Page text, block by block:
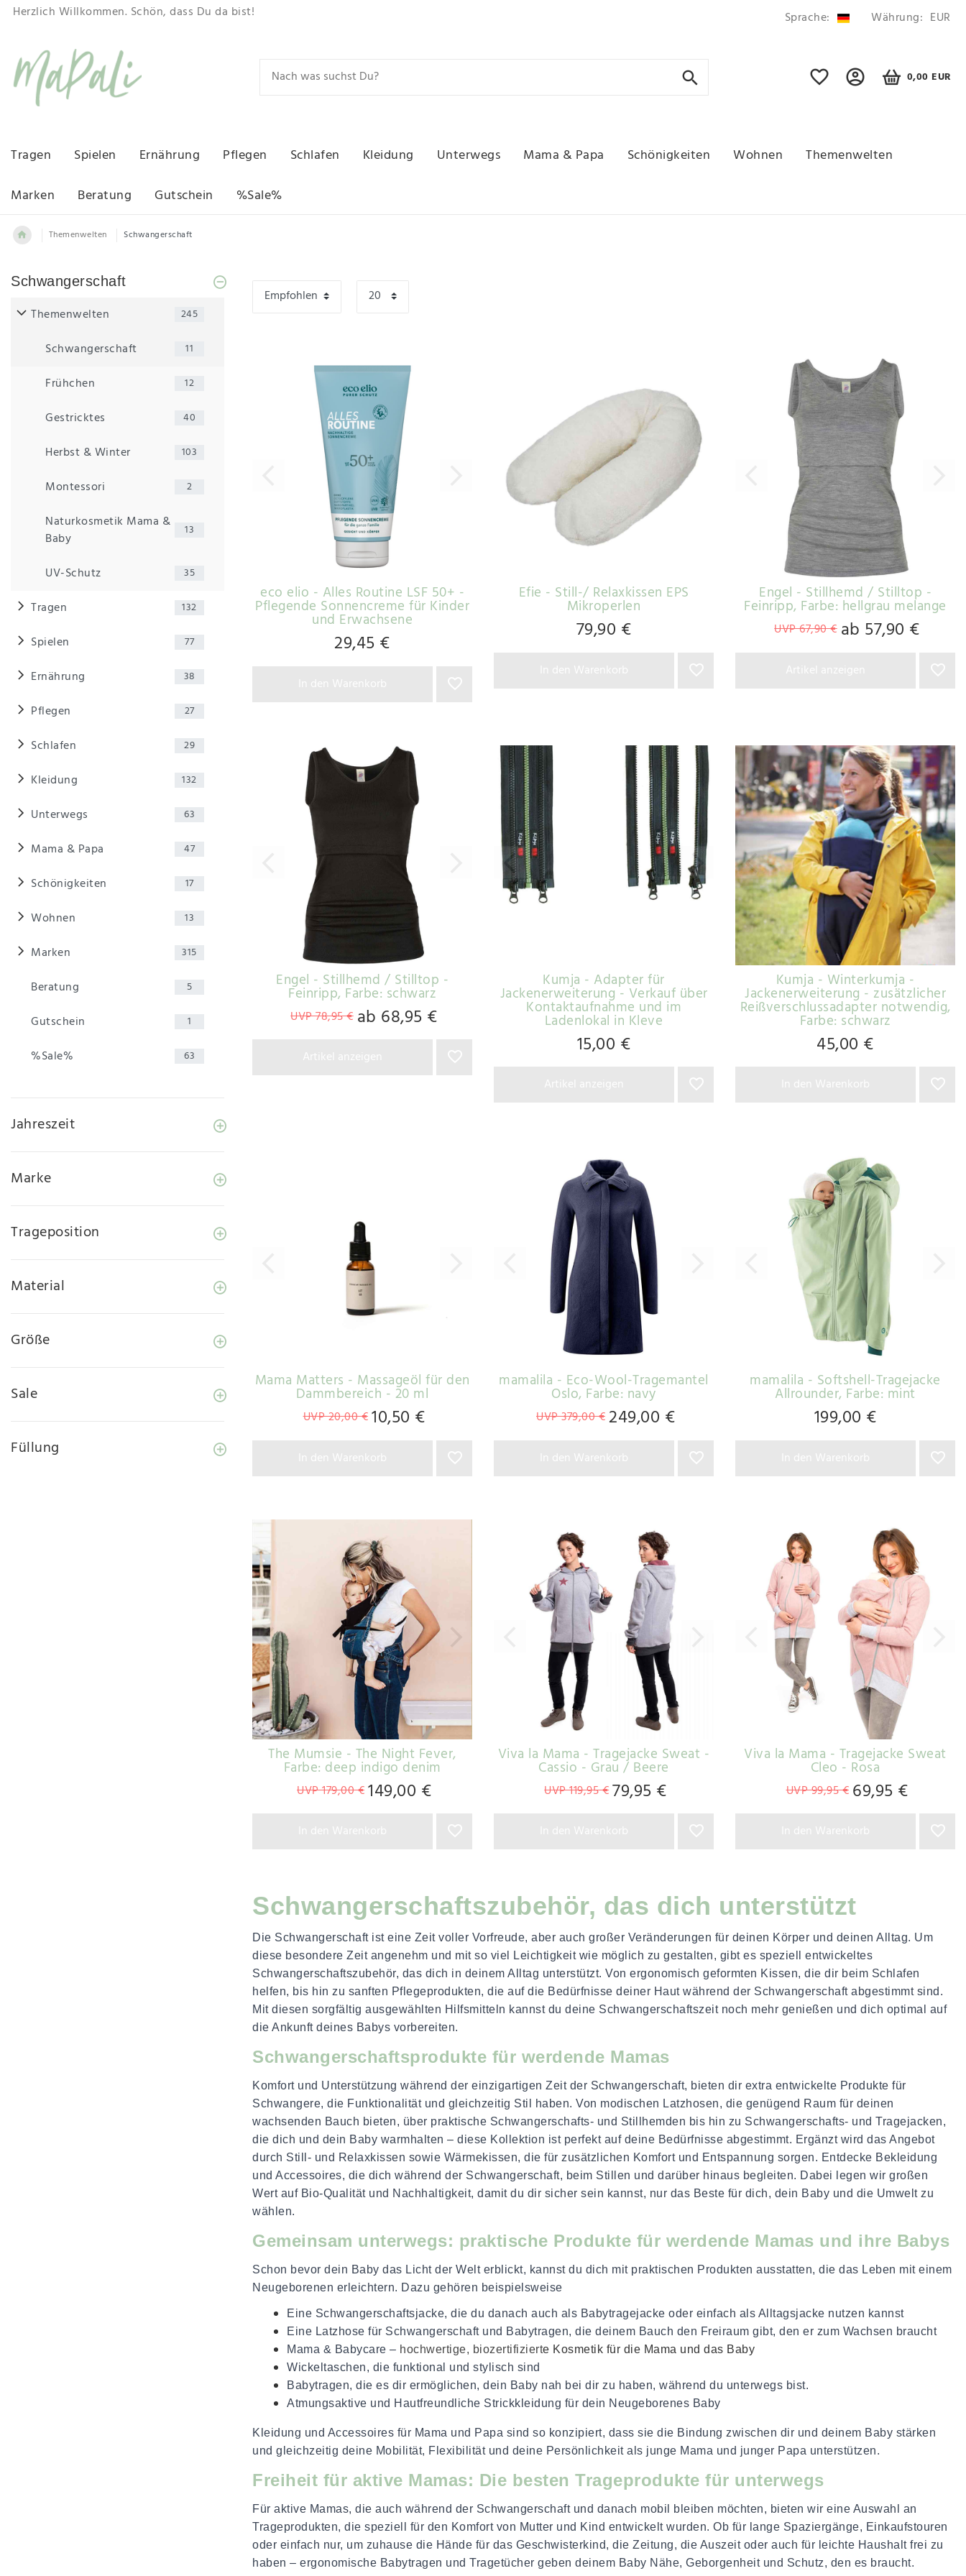
Herzlich Willkommen. Schön, dass Du da bist! Sprache: Währung: EUR
0,00 EUR
Tragen Spielen Ernährung Pflegen Schlafen Kleidung Unterwegs Mama & Papa Schönigkeiten Wohnen
Themenwelten
Marken
Beratung Gutschein %Sale%
Themenwelten Schwangerschaft
Schwangerschaft
Themenwelten 245
Schwangerschaft 11
Frühchen 12
Gestricktes 40
Herbst & Winter 103
Montessori 2
Naturkosmetik Mama &
Baby
13
UV-Schutz 35
Tragen 132
Spielen 77
Ernährung 38
Pflegen 27
Schlafen 29
Kleidung 132
Unterwegs 63
Mama & Papa 47
Schönigkeiten 17
Wohnen 13
Marken 315
Beratung 5
Gutschein 1
%Sale% 63
Jahreszeit
Marke
Trageposition
Material
Größe
Sale
Füllung
eco elio - Alles Routine LSF 50+ -
Pflegende Sonnencreme für Kinder
und Erwachsene
29,45 €
Efie - Still-/ Relaxkissen EPS
Mikroperlen
79,90 €
Engel - Stillhemd / Stilltop -
Feinripp, Farbe: hellgrau melange
UVP 67,90 € ab 57,90 €
Engel - Stillhemd / Stilltop -
Feinripp, Farbe: schwarz
UVP 78,95 € ab 68,95 €
Kumja - Adapter für
Jackenerweiterung - Verkauf über
Kontaktaufnahme und im
Ladenlokal in Kleve
15,00 €
Kumja - Winterkumja -
Jackenerweiterung - zusätzlicher
Reißverschlussadapter notwendig,
Farbe: schwarz
45,00 €
Mama Matters - Massageöl für den
Dammbereich - 20 ml
UVP 20,00 €10,50 €
mamalila - Eco-Wool-Tragemantel
Oslo, Farbe: navy
UVP 379,00 € 249,00 €
mamalila - Softshell-Tragejacke
Allrounder, Farbe: mint
199,00 €
The Mumsie - The Night Fever,
Farbe: deep indigo denim
UVP 179,00 €149,00 €
Viva la Mama - Tragejacke Sweat -
Cassio - Grau / Beere
UVP 119,95 €79,95 €
Viva la Mama - Tragejacke Sweat
Cleo - Rosa
UVP 99,95 € 69,95 €
Schwangerschaftszubehör, das dich unterstützt
Die Schwangerschaft ist eine Zeit voller Vorfreude, aber auch großer Veränderungen für deinen Körper und deinen Alltag. Um
diese besondere Zeit angenehm und mit so viel Leichtigkeit wie möglich zu gestalten, gibt es speziell entwickeltes
Schwangerschaftszubehör, das dich in deinem Alltag unterstützt. Von ergonomisch geformten Kissen, die dir beim Schlafen
helfen, bis hin zu sanften Pflegeprodukten, die auf die Bedürfnisse deiner Haut während der Schwangerschaft abgestimmt sind.
Mit diesen sorgfältig ausgewählten Hilfsmitteln kannst du deine Schwangerschaftszeit noch mehr genießen und dich optimal auf
die Ankunft deines Babys vorbereiten.
Schwangerschaftsprodukte für werdende Mamas
Komfort und Unterstützung während der einzigartigen Zeit der Schwangerschaft, bieten dir extra entwickelte Produkte für
Schwangere, die Funktionalität und gleichzeitig Stil haben. Von modischen Latzhosen, die genügend Raum für deinen
wachsenden Bauch bieten, über praktische Schwangerschafts- und Stillhemden bis hin zu Schwangerschafts- und Tragejacken,
die dich und dein Baby warmhalten – diese Kollektion ist perfekt auf deine Bedürfnisse abgestimmt. Ergänzt wird das Angebot
durch Still- und Relaxkissen sowie Wärmekissen, die für zusätzlichen Komfort und Entspannung sorgen. Entdecke Bekleidung
und Accessoires, die dich während der Schwangerschaft, beim Stillen und darüber hinaus begleiten. Dabei legen wir großen
Wert auf Bio-Qualität und Nachhaltigkeit, damit du dir sicher sein kannst, nur das Beste für dich, dein Baby und die Umwelt zu
wählen.
Gemeinsam unterwegs: praktische Produkte für werdende Mamas und ihre Babys
Schon bevor dein Baby das Licht der Welt erblickt, kannst du dich mit praktischen Produkten ausstatten, die das Leben mit einem
Neugeborenen erleichtern. Dazu gehören beispielsweise
Eine Schwangerschaftsjacke, die du danach auch als Babytragejacke oder einfach als Alltagsjacke nutzen kannst
Eine Latzhose für Schwangerschaft und Babytragen, die deinem Bauch den Freiraum gibt, den er zum Wachsen braucht
Mama & Babycare – hochwertige, biozertifizierte Kosmetik für die Mama und das Baby
Wickeltaschen, die funktional und stylisch sind
Babytragen, die es dir ermöglichen, dein Baby nah bei dir zu haben, während du unterwegs bist.
Atmungsaktive und Hautfreundliche Strickkleidung für dein Neugeborenes Baby
Kleidung und Accessoires für Mama und Papa sind so konzipiert, dass sie die Bindung zwischen dir und deinem Baby stärken
und gleichzeitig deine Mobilität, Flexibilität und deine Persönlichkeit als junge Mama und junger Papa unterstützen.
Freiheit für aktive Mamas: Die besten Trageprodukte für unterwegs
Für aktive Mamas, die auch während der Schwangerschaft und danach mobil bleiben möchten, bieten wir eine Auswahl an
Trageprodukten, die speziell für den Komfort von Mutter und Kind entwickelt wurden. Ob für lange Spaziergänge, Einkaufstouren
oder einfach nur, um zuhause die Hände für das Geschwisterkind, die Zeitung, die Auszeit oder auch für leichte Haushalt frei zu
haben – ergonomische Babytragen und Tragetücher geben deinem Baby Nähe, Geborgenheit und Schutz, den es braucht.